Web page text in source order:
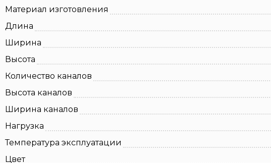
Материал изготовления
Длина
Ширина
Высота
Количество каналов
Высота каналов
Ширина каналов
Нагрузка
Температура эксплуатации
Цвет